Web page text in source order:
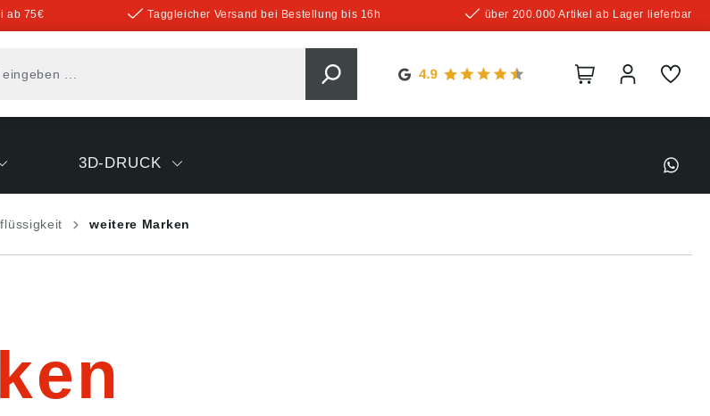
ab 75€ Taggleicher Versand bei Bestellung bis 16h über 200.000 Artikel ab Lager lieferbar
3D-DRUCK
weitere Marken